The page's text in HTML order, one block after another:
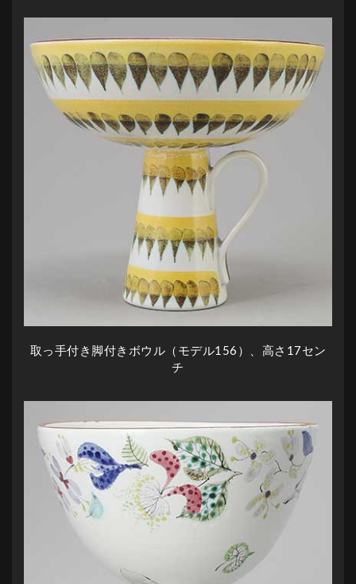
取っ手付き脚付きボウル（モデル156）、高さ17セン
チ